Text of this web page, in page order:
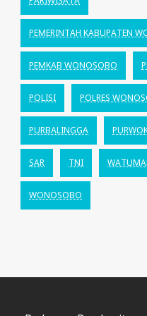
PEMERINTAH KABUPATEN
PEMKAB WONOSOBO
POLISI POLRES
PURBALINGGA
SAR TNI
WONOSOBO